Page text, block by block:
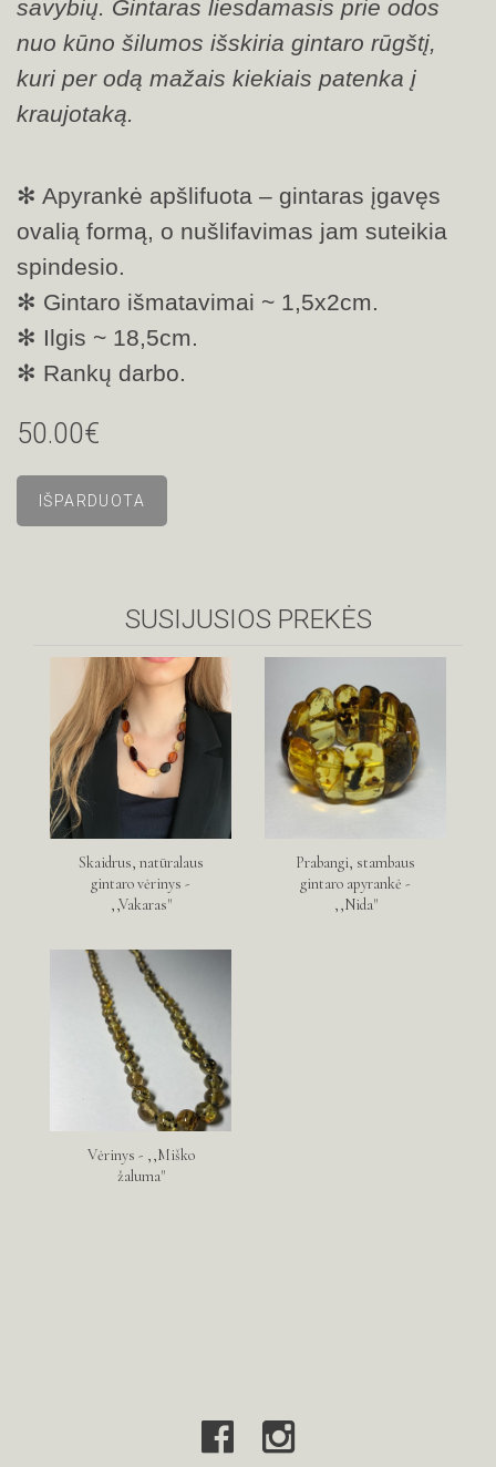
savybių. Gintaras liesdamasis prie odos
nuo kūno šilumos išskiria gintaro rūgštį,
kuri per odą mažais kiekiais patenka į
kraujotaką.
✻ Apyrankė apšlifuota – gintaras įgavęs
ovalią formą, o nušlifavimas jam suteikia
spindesio.
✻ Gintaro išmatavimai ~ 1,5x2cm.
✻ Ilgis ~ 18,5cm.
✻ Rankų darbo.
50.00€
SUSIJUSIOS PREKĖS
Skaidrus, natūralaus
gintaro vėrinys -
,,Vakaras"
Prabangi, stambaus
gintaro apyrankė -
,,Nida"
Vėrinys - ,,Miško
žaluma"